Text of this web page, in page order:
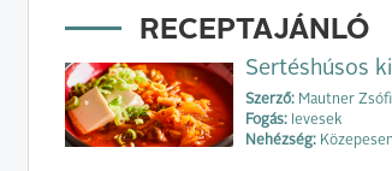
RECEPTAJÁNLÓ
Sertéshúsos
Szerző: Mautner
Fogás: levesek
Nehézség: